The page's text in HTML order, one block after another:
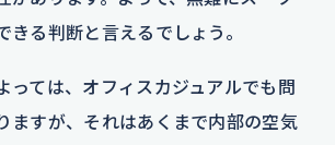
きる判断と言えるでしょう。
っては、オフィスカジュアルでも問
ますが、それはあくまで内部の空気